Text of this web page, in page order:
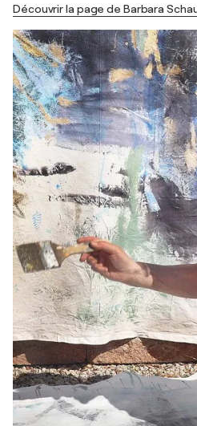
Découvrir la page de Barbara